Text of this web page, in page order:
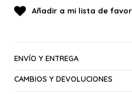
ENVÍO Y ENTREGA
CAMBIOS Y DEVOLUCIONES